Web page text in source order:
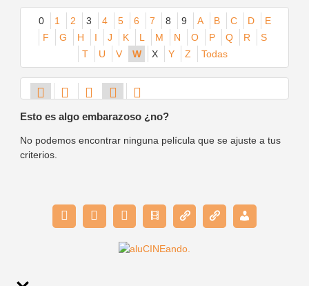
0 1 2 3 4 5 6 7 8 9 A B C D
E
F
G H I J K L M N O P Q R
S
T
U V W X Y Z Todas
Esto es algo embarazoso ¿no?
No podemos encontrar ninguna película que se ajuste a tus
criterios.